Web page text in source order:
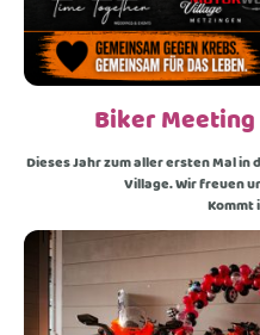
Biker
Dieses Jahr zum aller ersten Mal
Village. Wir freuen
Kommt